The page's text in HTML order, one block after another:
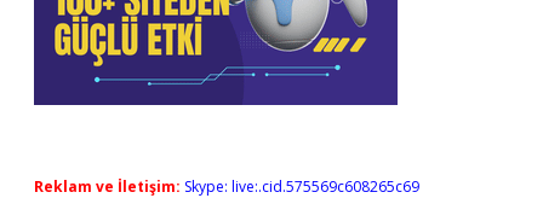
Reklam ve İletişim: Skype: live:.cid.575569c608265c69